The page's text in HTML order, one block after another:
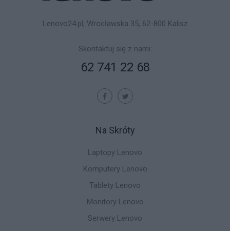
Lenovo24.pl, Wrocławska 35, 62-800 Kalisz
Skontaktuj się z nami:
62 741 22 68
Na Skróty
Laptopy Lenovo
Komputery Lenovo
Tablety Lenovo
Monitory Lenovo
Serwery Lenovo